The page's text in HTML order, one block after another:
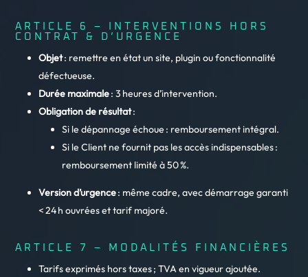
ARTICLE 6 – INTERVENTIONS HORS
CONTRAT & D’URGENCE
Objet: remettre en état un site, plugin ou fonctionnalité
défectueuse.
Durée maximale: 3 heures d’intervention.
Obligation de résultat:
Si le dépannage échoue : remboursement intégral.
Si le Client ne fournit pas les accès indispensables :
remboursement limité à 50 %.
Version d’urgence: même cadre, avec démarrage garanti
< 24 h ouvrées et tarif majoré.
ARTICLE 7 – MODALITÉS FINANCIÈRES
Tarifs exprimés hors taxes ; TVA en vigueur ajoutée.